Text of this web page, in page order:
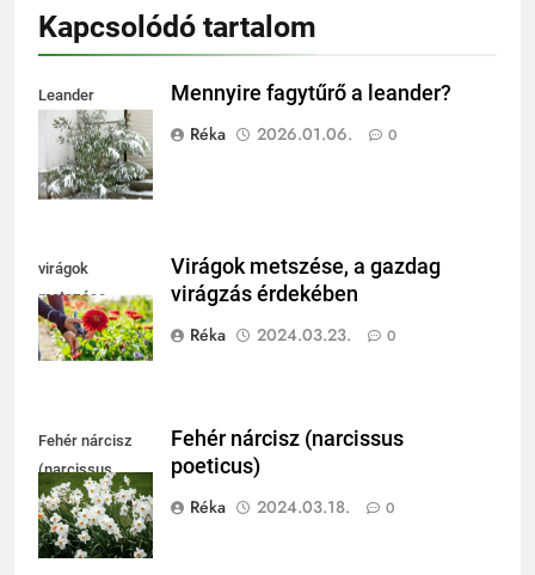
Kapcsolódó tartalom
Leander
fagytűrése
Mennyire fagytűrő a leander?
Réka
2026.01.06. 0
virágok
metszése
Virágok metszése, a gazdag
virágzás érdekében
Réka
2024.03.23. 0
Fehér nárcisz
(narcissus
poeticus)
Fehér nárcisz (narcissus
poeticus)
Réka
2024.03.18. 0